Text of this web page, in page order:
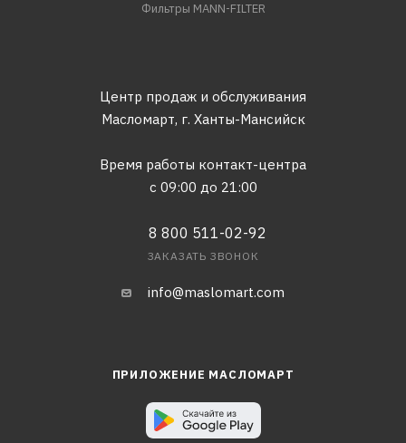
Фильтры MANN-FILTER
Центр продаж и обслуживания
Масломарт, г. Ханты-Мансийск
Время работы контакт-центра
с 09:00 до 21:00
8 800 511-02-92
ЗАКАЗАТЬ ЗВОНОК
info@maslomart.com
ПРИЛОЖЕНИЕ МАСЛОМАРТ